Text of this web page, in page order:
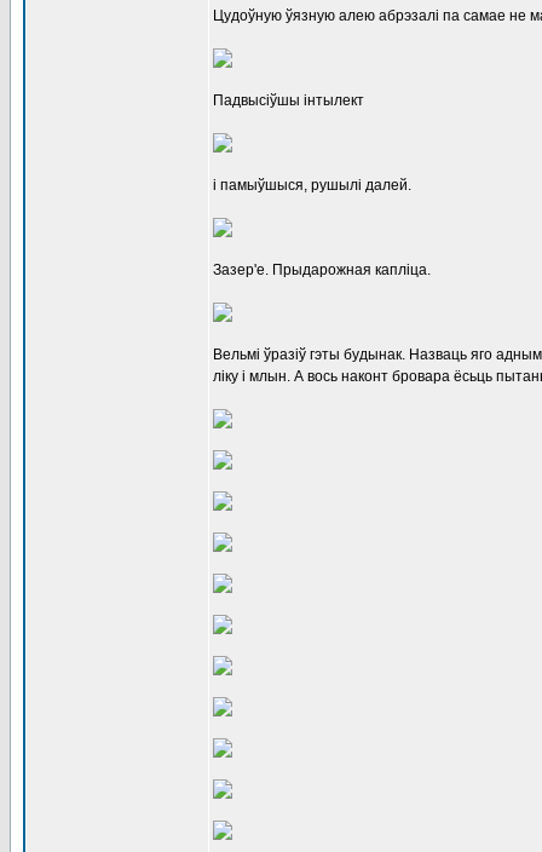
Цудоўную ўязную алею абрэзалі па самае не
Падвысіўшы інтылект
і памыўшыся, рушылі далей.
Зазер'е. Прыдарожная капліца.
Вельмі ўразіў гэты будынак. Назваць яго
ліку і млын. А вось наконт бровара ёсьць